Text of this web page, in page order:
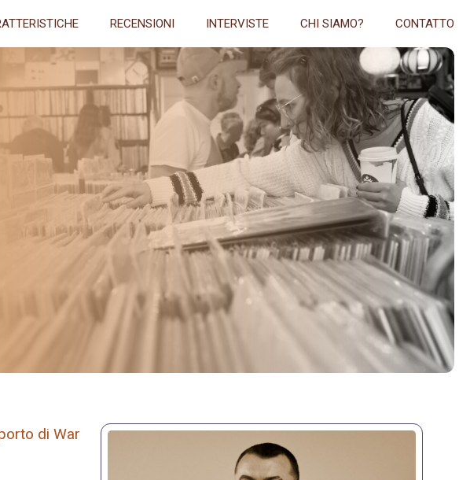
RECENSIONI INTERVISTE CHI SIAMO? CONTATTO
di War